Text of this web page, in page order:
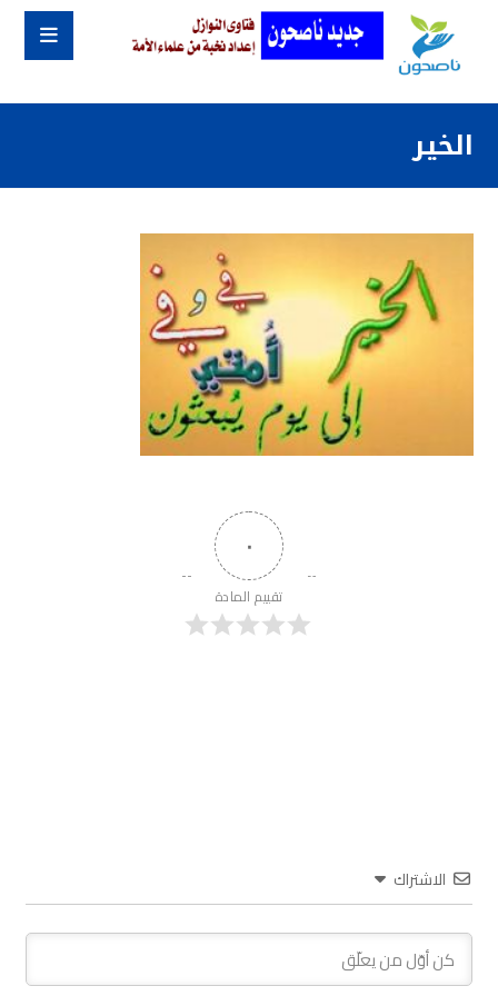
الخير
٠
تقييم المادة
الاشتراك